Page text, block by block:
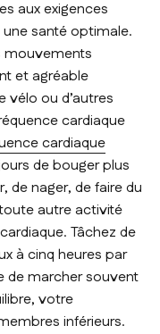
aux exigences
santé optimale.
mouvements
et agréable
vélo ou d’autres
cardiaque
cardiaque
de bouger plus
de nager, de faire du
autre activité
Tâchez de
à cinq heures par
de marcher souvent
votre
inférieurs.